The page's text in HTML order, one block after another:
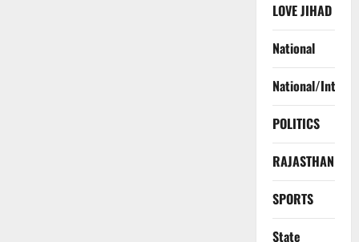
LOVE JIHAD
National
National/
POLITICS
RAJASTHAN
SPORTS
State